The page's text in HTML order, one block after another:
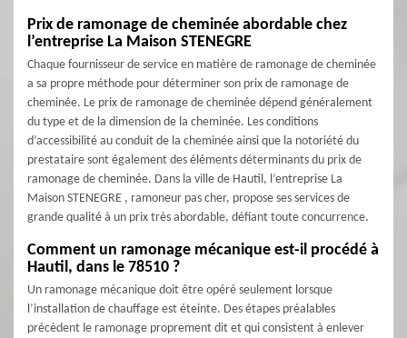
Prix de ramonage de cheminée abordable chez
l’entreprise La Maison STENEGRE
Chaque fournisseur de service en matière de ramonage de cheminée
a sa propre méthode pour déterminer son prix de ramonage de
cheminée. Le prix de ramonage de cheminée dépend généralement
du type et de la dimension de la cheminée. Les conditions
d’accessibilité au conduit de la cheminée ainsi que la notoriété du
prestataire sont également des éléments déterminants du prix de
ramonage de cheminée. Dans la ville de Hautil, l’entreprise La
Maison STENEGRE , ramoneur pas cher, propose ses services de
grande qualité à un prix très abordable, défiant toute concurrence.
Comment un ramonage mécanique est-il procédé à
Hautil, dans le 78510 ?
Un ramonage mécanique doit être opéré seulement lorsque
l’installation de chauffage est éteinte. Des étapes préalables
précèdent le ramonage proprement dit et qui consistent à enlever